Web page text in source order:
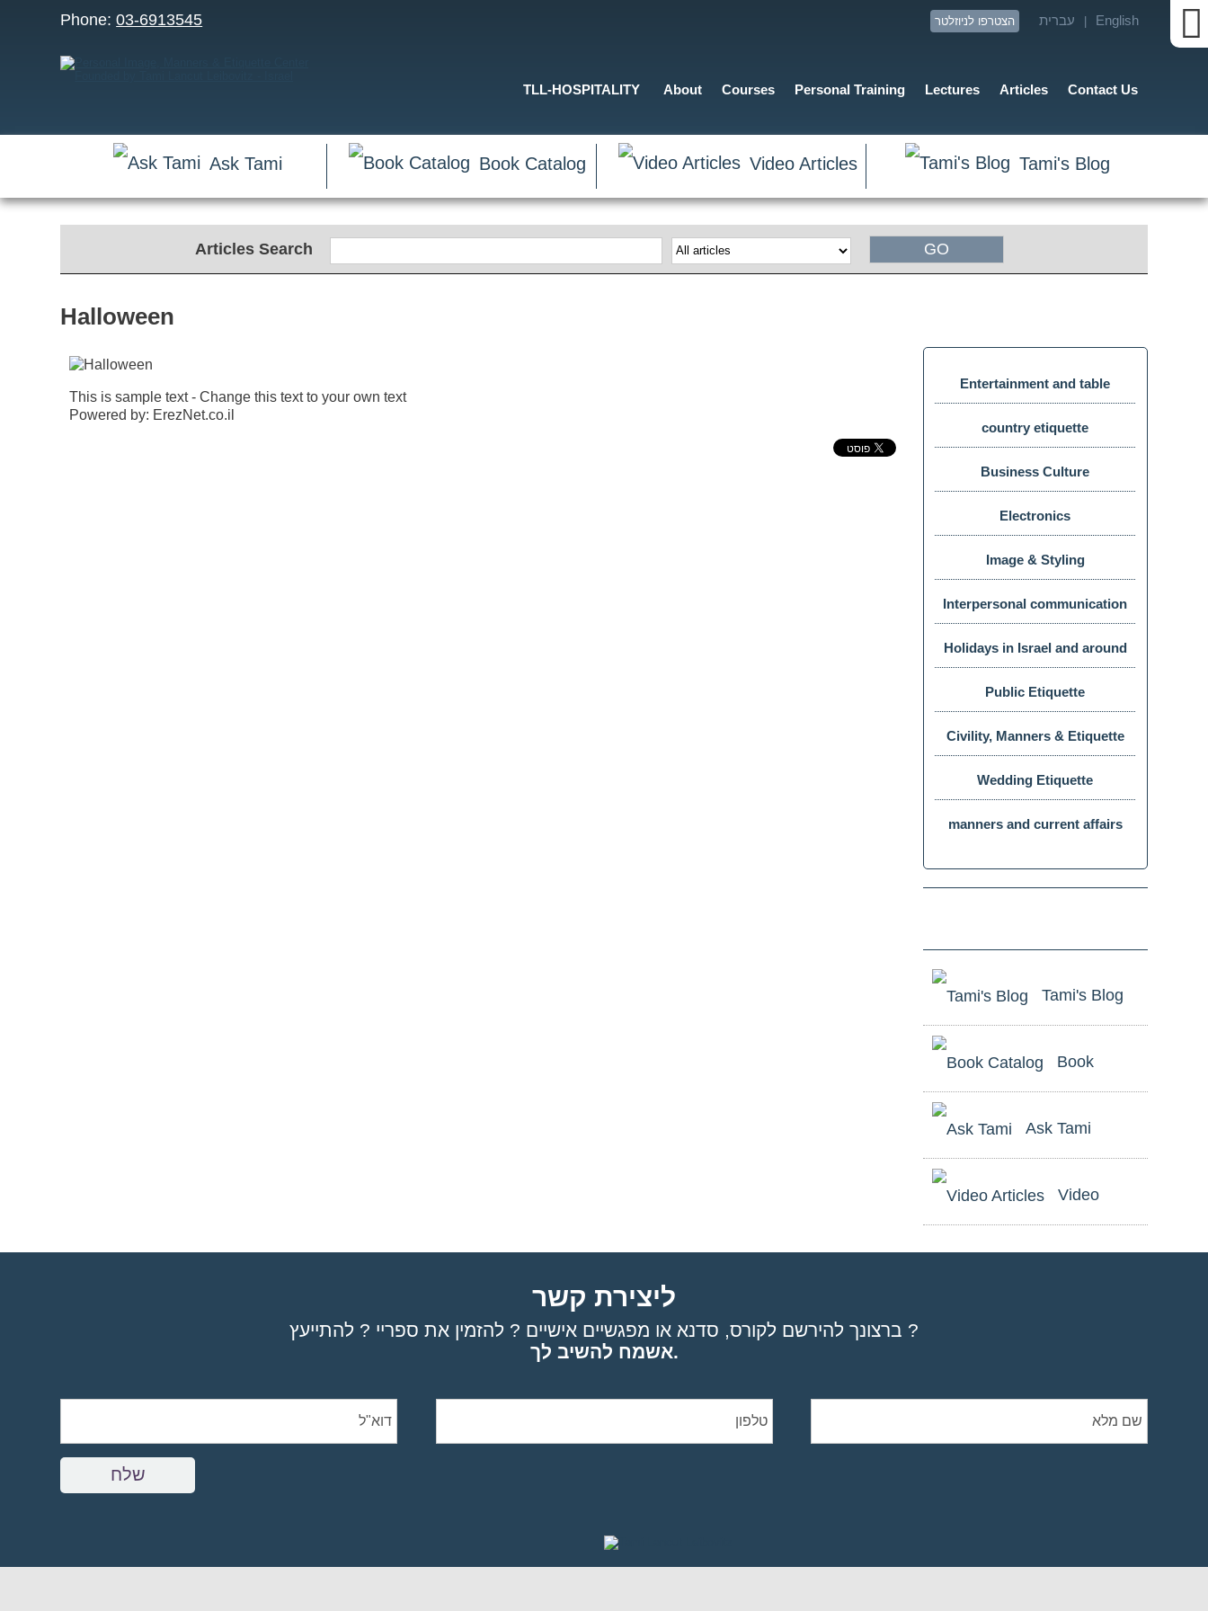
עברית English הצטרפו לניוזלטר Phone:03-6913545
TLL-HOSPITALITY About Courses Personal Training Lectures Articles Contact Us
Ask Tami Book Catalog Video Articles Tami's Blog
Articles Search
Halloween
This is sample text - Change this text to your own text
Powered by: ErezNet.co.il
Entertainment and table
manners
country etiquette
Business Culture
Electronics
Image & Styling
Interpersonal communication
Holidays in Israel and around
the world
Public Etiquette
Civility, Manners & Etiquette
Wedding Etiquette
manners and current affairs
Tami's Blog
Book
Catalog
Ask Tami
Video
Articles
ליצירת קשר
ברצונך להירשם לקורס, סדנא או מפגשיים אישיים ? להזמין את ספריי ? להתייעץ ?
אשמח להשיב לך.
צבעים
ניגודיות
טקסט
התאמת
ביטול
נגישות
לשאלות